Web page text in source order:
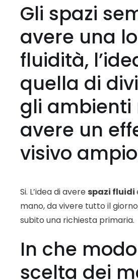
Gli spazi
avere una
fluidità,
quella di
gli ambienti
avere un
visivo
Si. L’idea di avere spazi fluidi
mano, da vivere tutto il
subito una richiesta primaria.
In che
scelta dei